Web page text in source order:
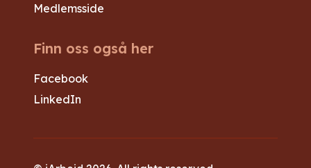
Medlemsside
Finn oss også her
Facebook
LinkedIn